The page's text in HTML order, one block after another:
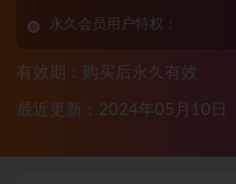
永久会员用户特权：
有效期：购买后永久有效
最近更新：2024年05月10日